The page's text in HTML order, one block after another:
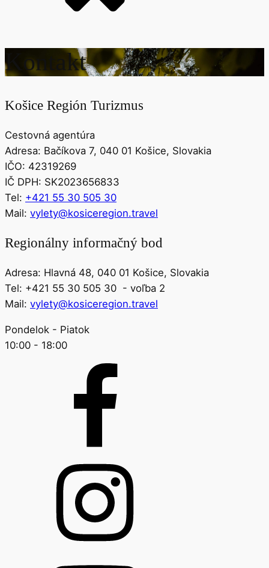
Kontakt
Košice Región Turizmus
Cestovná agentúra
Adresa: Bačíkova 7, 040 01 Košice, Slovakia
IČO: 42319269
IČ DPH: SK2023656833
Tel: +421 55 30 505 30
Mail: vylety@kosiceregion.travel
Regionálny informačný bod
Adresa: Hlavná 48, 040 01 Košice, Slovakia
Tel: +421 55 30 505 30 - voľba 2
Mail: vylety@kosiceregion.travel
Pondelok - Piatok
10:00 - 18:00